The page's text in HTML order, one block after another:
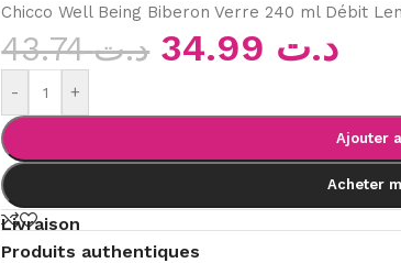
Chicco Well Being Biberon Verre 240 ml Débit
د.ت43.74 د.ت
- +
Ajouter
Acheter
Livraison
Produits authentiques